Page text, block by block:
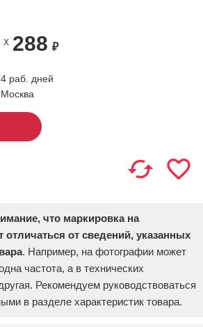
X 288 ₽
раб. дней
что маркировка на
от сведений, указанных
. Например, на фотографии может
частота, а в технических
Рекомендуем руководствоваться
в разделе характеристик товара.